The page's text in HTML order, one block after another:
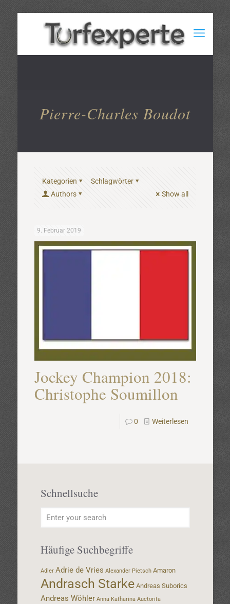
Pierre-Charles Boudot
Kategorien
Schlagwörter
Authors
Show all
9. Februar 2019
Jockey Champion 2018:
Christophe Soumillon
0 Weiterlesen
Schnellsuche
Häufige Suchbegriffe
Adler Adrie de Vries Alexander Pietsch Amaron
Andrasch Starke Andreas Suborics
Andreas Wöhler Anna Katharina Auctorita